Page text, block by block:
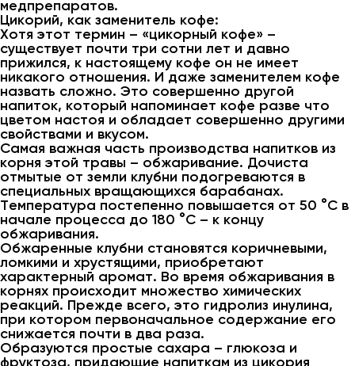
медпрепаратов.
Цикорий, как заменитель кофе:
Хотя этот термин – «цикорный кофе» –
существует почти три сотни лет и давно
прижился, к настоящему кофе он не имеет
никакого отношения. И даже заменителем кофе
назвать сложно. Это совершенно другой
напиток, который напоминает кофе разве что
цветом настоя и обладает совершенно другими
свойствами и вкусом.
Самая важная часть производства напитков из
корня этой травы – обжаривание. Дочиста
отмытые от земли клубни подогреваются в
специальных вращающихся барабанах.
Температура постепенно повышается от 50 °C в
начале процесса до 180 °C – к концу
обжаривания.
Обжаренные клубни становятся коричневыми,
ломкими и хрустящими, приобретают
характерный аромат. Во время обжаривания в
корнях происходит множество химических
реакций. Прежде всего, это гидролиз инулина,
при котором первоначальное содержание его
снижается почти в два раза.
Образуются простые сахара – глюкоза и
фруктоза, придающие напиткам из цикория